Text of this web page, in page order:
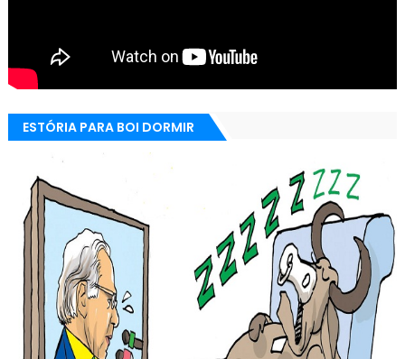
ESTÓRIA PARA BOI DORMIR